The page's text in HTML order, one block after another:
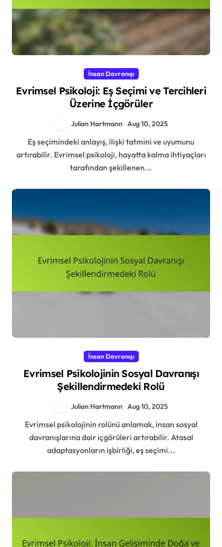
İnsan Davranışı
Evrimsel Psikoloji: Eş Seçimi ve Tercihleri
Üzerine İçgörüler
Julian Hartmann Aug 10, 2025
Eş seçimindeki anlayış, ilişki tatmini ve uyumunu
artırabilir. Evrimsel psikoloji, hayatta kalma ihtiyaçları
tarafından şekillenen...
İnsan Davranışı
Evrimsel Psikolojinin Sosyal Davranışı
Şekillendirmedeki Rolü
Julian Hartmann Aug 10, 2025
Evrimsel psikolojinin rolünü anlamak, insan sosyal
davranışlarına dair içgörüleri artırabilir. Atasal
adaptasyonların işbirliği, eş seçimi...